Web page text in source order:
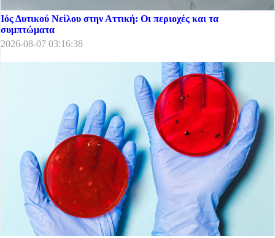
Ιός Δυτικού Νείλου στην Αττική: Οι περιοχές και τα
συμπτώματα
2026-08-07 03:16:38